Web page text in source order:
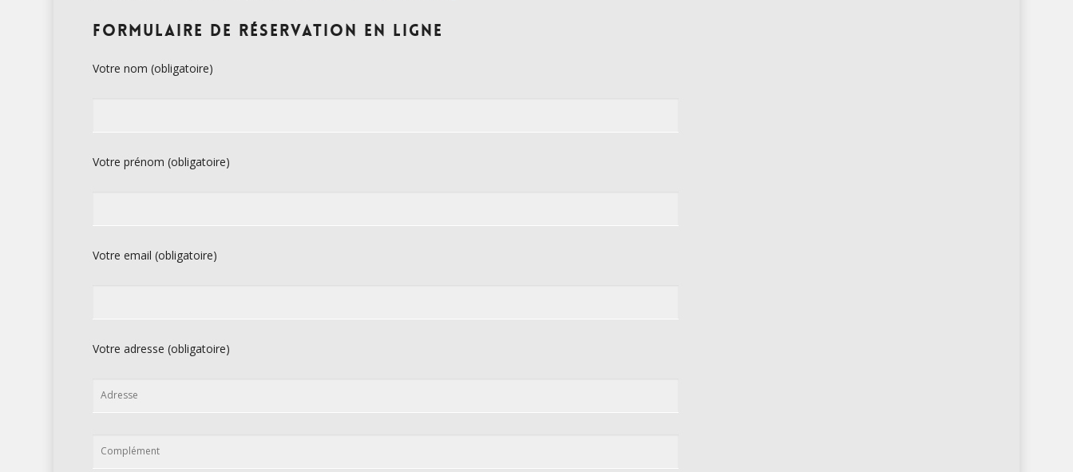
Formulaire de réservation en ligne
Votre nom (obligatoire)
Votre prénom (obligatoire)
Votre email (obligatoire)
Votre adresse (obligatoire)